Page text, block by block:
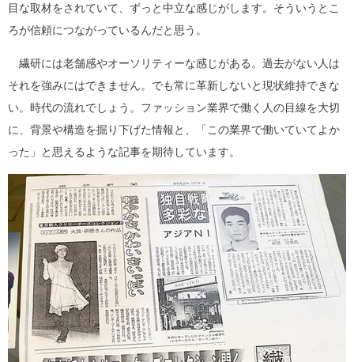
目な取材をされていて、ずっと中立な感じがします。そういうとこ
ろが信頼につながっているんだと思う。
繊研には老舗感やオーソリティーな感じがある。過去がない人は
それを強みにはできません。でも常に革新しないと現状維持できな
い。時代の流れでしょう。ファッション業界で働く人の目線を大切
に、背景や構造を掘り下げた情報と、「この業界で働いていてよか
った」と思えるような記事を期待しています。